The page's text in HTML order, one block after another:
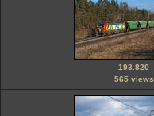
193.820
565 views